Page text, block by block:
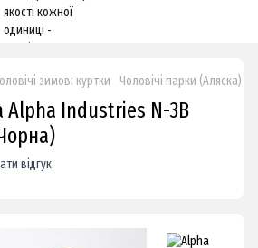
зимові куртки Чоловічі парки (Аляска)
Alpha Industries N-3B
відгук